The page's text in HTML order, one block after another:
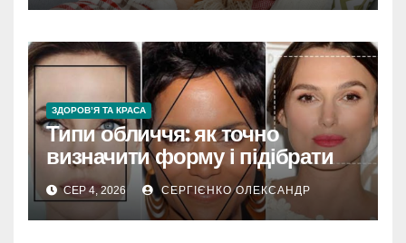
ЗДОРОВ’Я ТА КРАСА
Типи обличчя: як точно
визначити форму і підібрати
стиль
СЕР 4, 2026 СЕРГІЄНКО ОЛЕКСАНДР